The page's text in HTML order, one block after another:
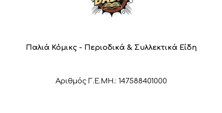
Παλιά Κόμικς - Περιοδικά & Συλλεκτικά Είδη
Αριθμός Γ.Ε.ΜΗ.: 147588401000